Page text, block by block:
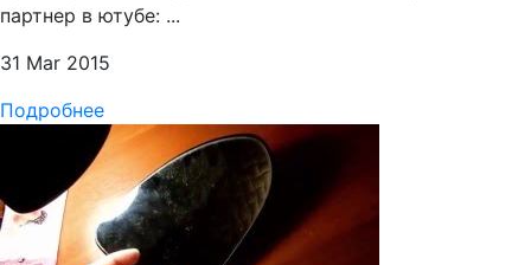
партнер в ютубе: ...
31 Mar 2015
Подробнее